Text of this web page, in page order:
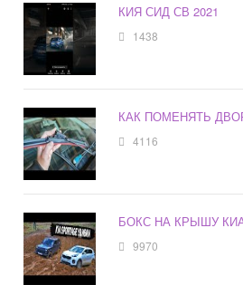
КИЯ СИД СВ 2021
1438
КАК ПОМЕНЯТЬ
4116
БОКС НА КРЫШУ
9970